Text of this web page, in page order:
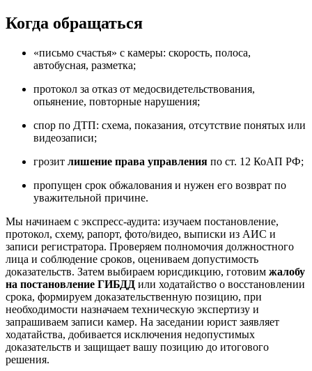
Когда обращаться
«письмо счастья» с камеры: скорость, полоса,
автобусная, разметка;
протокол за отказ от медосвидетельствования,
опьянение, повторные нарушения;
спор по ДТП: схема, показания, отсутствие понятых или
видеозаписи;
грозит лишение права управления по ст. 12 КоАП РФ;
пропущен срок обжалования и нужен его возврат по
уважительной причине.
Мы начинаем с экспресс-аудита: изучаем постановление,
протокол, схему, рапорт, фото/видео, выписки из АИС и
записи регистратора. Проверяем полномочия должностного
лица и соблюдение сроков, оцениваем допустимость
доказательств. Затем выбираем юрисдикцию, готовим жалобу
на постановление ГИБДД или ходатайство о восстановлении
срока, формируем доказательственную позицию, при
необходимости назначаем техническую экспертизу и
запрашиваем записи камер. На заседании юрист заявляет
ходатайства, добивается исключения недопустимых
доказательств и защищает вашу позицию до итогового
решения.